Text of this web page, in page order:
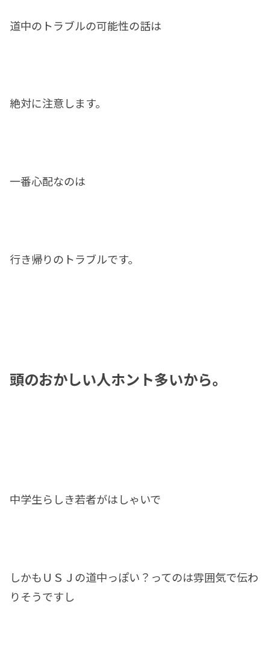
道中のトラブルの可能性の話は
絶対に注意します。
一番心配なのは
行き帰りのトラブルです。
頭のおかしい人ホント多いから。
中学生らしき若者がはしゃいで
しかもＵＳＪの道中っぽい？ってのは雰囲気で伝わ
りそうですし